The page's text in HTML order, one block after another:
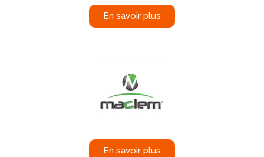
En savoir plus
En savoir plus